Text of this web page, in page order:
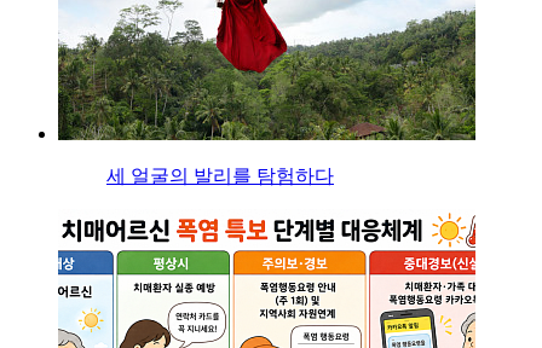
세 얼굴의 발리를 탐험하다